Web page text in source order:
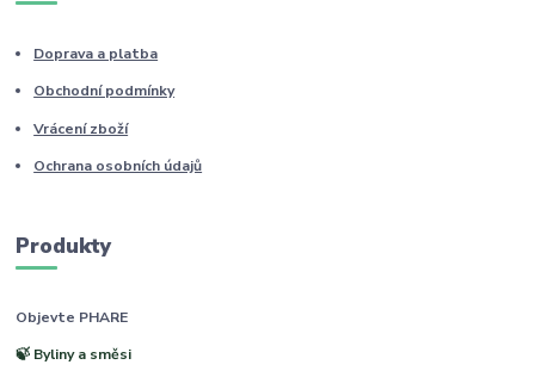
Doprava a platba
Obchodní podmínky
Vrácení zboží
Ochrana osobních údajů
Produkty
Objevte PHARE
🍃 Byliny a směsi